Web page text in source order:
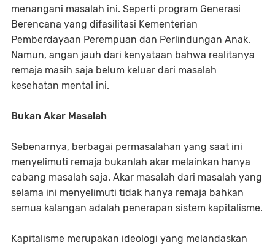
menangani masalah ini. Seperti program Generasi
Berencana yang difasilitasi Kementerian
Pemberdayaan Perempuan dan Perlindungan Anak.
Namun, angan jauh dari kenyataan bahwa realitanya
remaja masih saja belum keluar dari masalah
kesehatan mental ini.
Bukan Akar Masalah
Sebenarnya, berbagai permasalahan yang saat ini
menyelimuti remaja bukanlah akar melainkan hanya
cabang masalah saja. Akar masalah dari masalah yang
selama ini menyelimuti tidak hanya remaja bahkan
semua kalangan adalah penerapan sistem kapitalisme.
Kapitalisme merupakan ideologi yang melandaskan